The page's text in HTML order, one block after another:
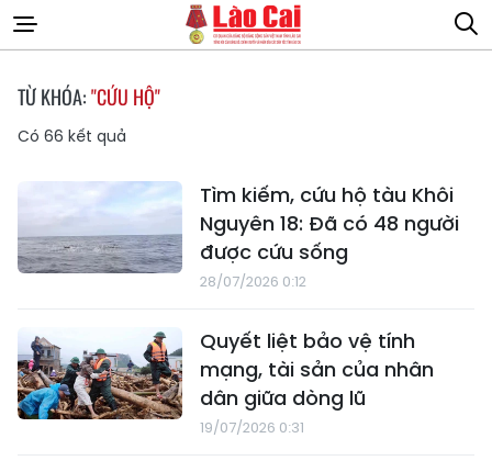
TỪ KHÓA:"CỨU HỘ"
Có 66 kết quả
Tìm kiếm, cứu hộ tàu Khôi
Nguyên 18: Đã có 48 người
được cứu sống
28/07/2026 0:12
Quyết liệt bảo vệ tính
mạng, tài sản của nhân
dân giữa dòng lũ
19/07/2026 0:31